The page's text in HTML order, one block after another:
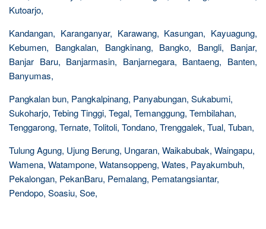
Kutoarjo,
Kandangan, Karanganyar, Karawang, Kasungan, Kayuagung,
Kebumen, Bangkalan, Bangkinang, Bangko, Bangli, Banjar,
Banjar Baru, Banjarmasin, Banjarnegara, Bantaeng, Banten,
Banyumas,
Pangkalan bun, Pangkalpinang, Panyabungan, Sukabumi,
Sukoharjo, Tebing Tinggi, Tegal, Temanggung, Tembilahan,
Tenggarong, Ternate, Tolitoli, Tondano, Trenggalek, Tual, Tuban,
Tulung Agung, Ujung Berung, Ungaran, Waikabubak, Waingapu,
Wamena, Watampone, Watansoppeng, Wates, Payakumbuh,
Pekalongan, PekanBaru, Pemalang, Pematangsiantar,
Pendopo, Soasiu, Soe,